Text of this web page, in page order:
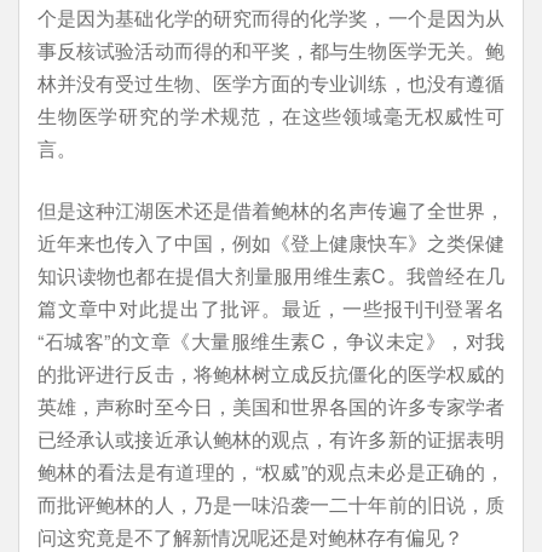
个是因为基础化学的研究而得的化学奖，一个是因为从
事反核试验活动而得的和平奖，都与生物医学无关。鲍
林并没有受过生物、医学方面的专业训练，也没有遵循
生物医学研究的学术规范，在这些领域毫无权威性可
言。
但是这种江湖医术还是借着鲍林的名声传遍了全世界，
近年来也传入了中国，例如《登上健康快车》之类保健
知识读物也都在提倡大剂量服用维生素C。我曾经在几
篇文章中对此提出了批评。最近，一些报刊刊登署名
“石城客”的文章《大量服维生素C，争议未定》，对我
的批评进行反击，将鲍林树立成反抗僵化的医学权威的
英雄，声称时至今日，美国和世界各国的许多专家学者
已经承认或接近承认鲍林的观点，有许多新的证据表明
鲍林的看法是有道理的，“权威”的观点未必是正确的，
而批评鲍林的人，乃是一味沿袭一二十年前的旧说，质
问这究竟是不了解新情况呢还是对鲍林存有偏见？